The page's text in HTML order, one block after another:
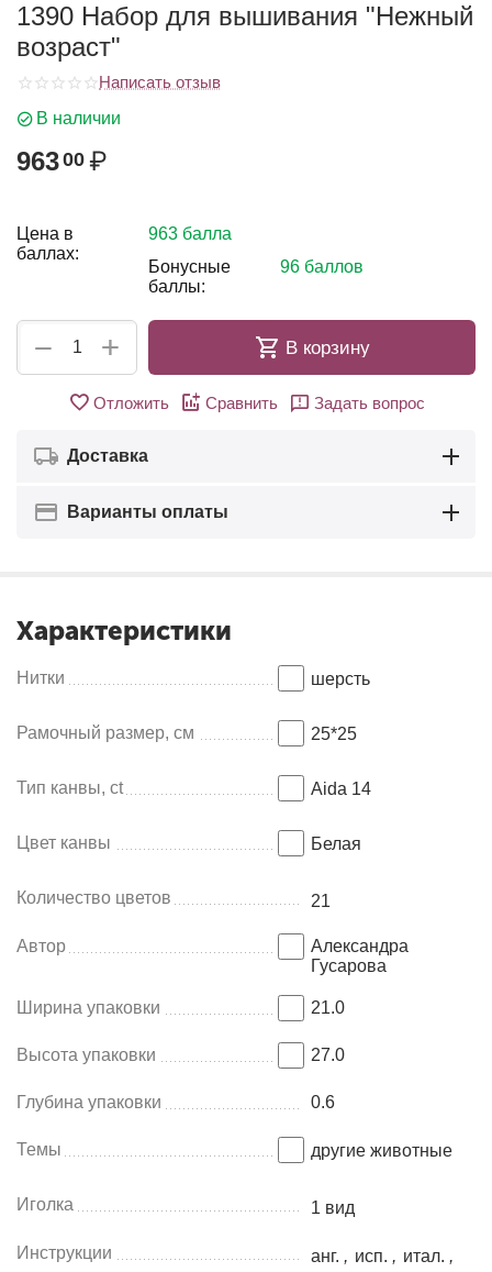
1390 Набор для вышивания "Нежный
возраст"
Написать отзыв
В наличии
96300 ₽
Цена в
баллах:
963 балла
Бонусные
баллы:
96 баллов
+
− В корзину
Отложить Сравнить Задать вопрос
Доставка
Варианты оплаты
Характеристики
Нитки шерсть
Рамочный размер, см 25*25
Тип канвы, ct Aida 14
Цвет канвы Белая
Количество цветов 21
Автор
Александра
Гусарова
Ширина упаковки 21.0
Высота упаковки 27.0
Глубина упаковки 0.6
Темы другие животные
Иголка 1 вид
Инструкции анг. , исп. , итал. ,